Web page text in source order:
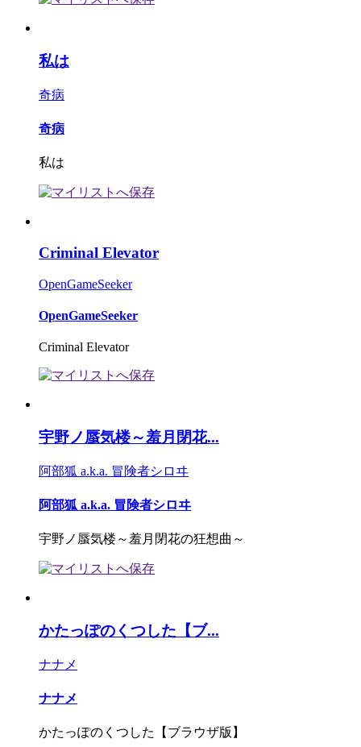
私は
奇病
奇病
私は
Criminal Elevator
OpenGameSeeker
OpenGameSeeker
Criminal Elevator
宇野ノ蜃気楼～羞月閉花...
阿部狐 a.k.a. 冒険者シロヰ
阿部狐 a.k.a. 冒険者シロヰ
宇野ノ蜃気楼～羞月閉花の狂想曲～
かたっぽのくつした【ブ...
ナナメ
ナナメ
かたっぽのくつした【ブラウザ版】